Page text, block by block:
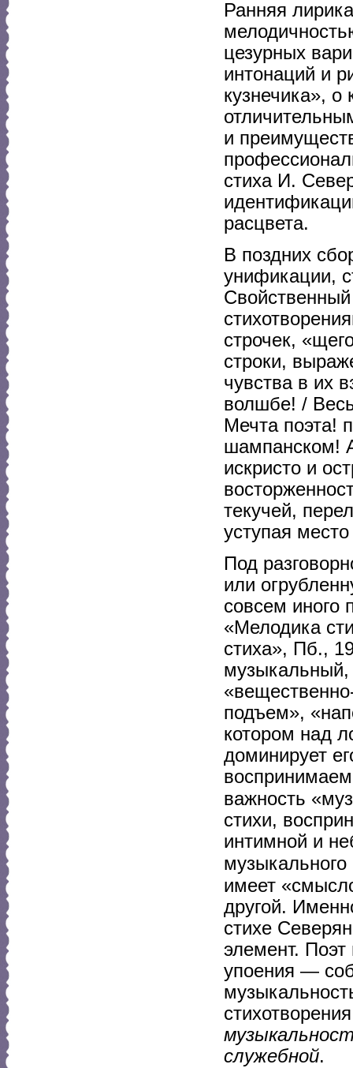
Ранняя
цезурных
интонаций и
кузнечика»,
и
стиха И.
расцвета.
В поздних
унификации,
строчек,
строки,
чувства в их
волшбе! /
Мечта поэта!
шампанском!
искристо и
текучей,
уступая
Под
или
совсем иного
«Мелодика
стиха», Пб.,
музыкальный,
подъем»,
котором над
доминирует
важность
стихи,
интимной и
музыкального
имеет
другой.
стихе
элемент. Поэт
упоения —
служебной.